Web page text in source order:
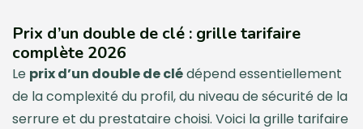
Prix d’un double de clé : grille tarifaire
complète 2026
Le prix d’un double de clédépend essentiellement
de la complexité du profil, du niveau de sécurité de la
serrure et du prestataire choisi. Voici la grille tarifaire